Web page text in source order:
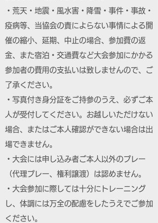
・荒天・地震・風水害・降雪・事件・事故・
疫病等、当協会の責によらない事情による開
催の縮小、延期、中止の場合、参加費の返
金、また宿泊・交通費など大会参加にかかる
参加者の費用の支払いは致しませんので、ご
了承ください。
・写真付き身分証をご持参のうえ、必ずご本
人が受付してください。お越しいただけない
場合、またはご本人確認ができない場合は出
場できません。
・大会には申し込み者ご本人以外のプレー
（代理プレー、権利譲渡）は認めません。
・大会参加に際しては十分にトレーニング
し、体調には万全の配慮をしたうえでご参加
ください。